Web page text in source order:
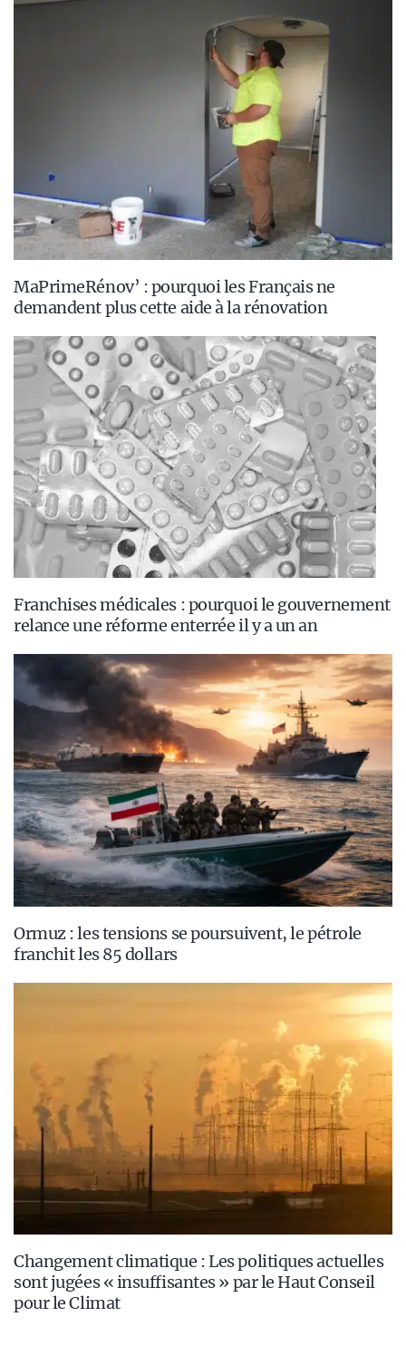
MaPrimeRénov’ : pourquoi les Français ne
demandent plus cette aide à la rénovation
Franchises médicales : pourquoi le gouvernement
relance une réforme enterrée il y a un an
Ormuz : les tensions se poursuivent, le pétrole
franchit les 85 dollars
Changement climatique : Les politiques actuelles
sont jugées « insuffisantes » par le Haut Conseil
pour le Climat